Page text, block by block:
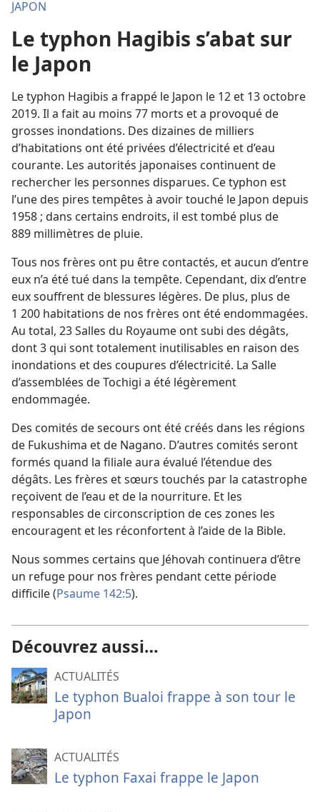
JAPON
Le typhon Hagibis s’abat sur
le Japon
Le typhon Hagibis a frappé le Japon le 12 et 13 octobre
2019. Il a fait au moins 77 morts et a provoqué de
grosses inondations. Des dizaines de milliers
d’habitations ont été privées d’électricité et d’eau
courante. Les autorités japonaises continuent de
rechercher les personnes disparues. Ce typhon est
l’une des pires tempêtes à avoir touché le Japon depuis
1958 ; dans certains endroits, il est tombé plus de
889 millimètres de pluie.
Tous nos frères ont pu être contactés, et aucun d’entre
eux n’a été tué dans la tempête. Cependant, dix d’entre
eux souffrent de blessures légères. De plus, plus de
1 200 habitations de nos frères ont été endommagées.
Au total, 23 Salles du Royaume ont subi des dégâts,
dont 3 qui sont totalement inutilisables en raison des
inondations et des coupures d’électricité. La Salle
d’assemblées de Tochigi a été légèrement
endommagée.
Des comités de secours ont été créés dans les régions
de Fukushima et de Nagano. D’autres comités seront
formés quand la filiale aura évalué l’étendue des
dégâts. Les frères et sœurs touchés par la catastrophe
reçoivent de l’eau et de la nourriture. Et les
responsables de circonscription de ces zones les
encouragent et les réconfortent à l’aide de la Bible.
Nous sommes certains que Jéhovah continuera d’être
un refuge pour nos frères pendant cette période
difficile (Psaume 142:5).
Découvrez aussi…
ACTUALITÉS
Le typhon Bualoi frappe à son tour le
Japon
ACTUALITÉS
Le typhon Faxai frappe le Japon